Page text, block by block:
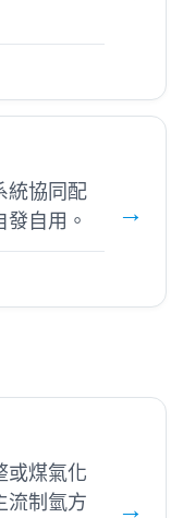
統協同配
自用。
或煤氣化
流制氫方